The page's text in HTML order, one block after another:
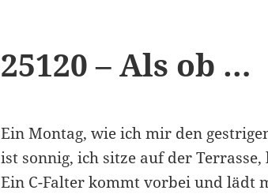
25120 – Als ob …
Ein Montag, wie ich mir den
ist sonnig, ich sitze auf der Terrasse,
Ein C-Falter kommt vorbei und lädt